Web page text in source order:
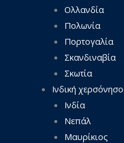
Ολλανδία
Πολωνία
Πορτογαλία
Σκανδιναβία
Σκωτία
Ινδική
Ινδία
Νεπάλ
Μαυρίκιος